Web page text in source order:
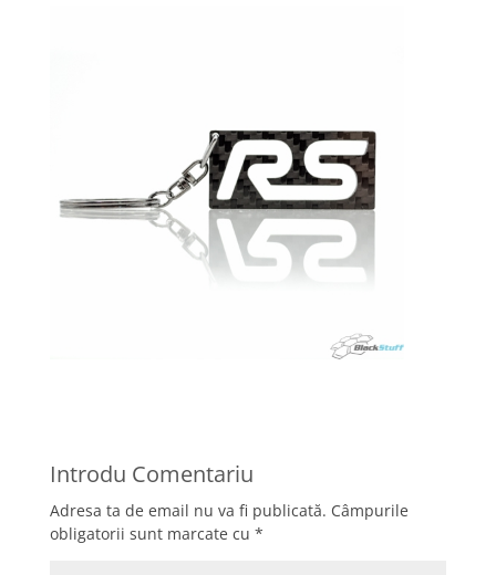
Introdu Comentariu
Adresa ta de email nu va fi publicată. Câmpurile
obligatorii sunt marcate cu *